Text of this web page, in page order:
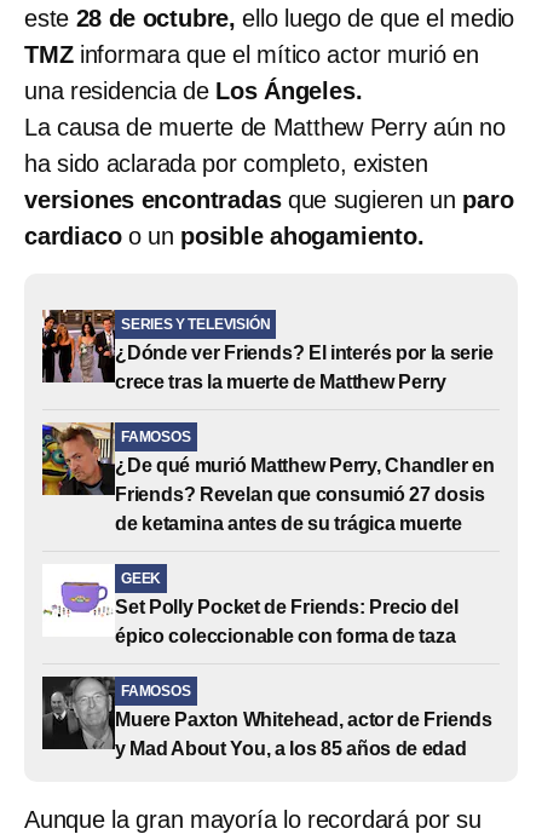
este 28 de octubre,ello luego de que el medio
TMZ informara que el mítico actor murió en
una residencia deLos Ángeles.
La causa de muerte de Matthew Perry aún no
ha sido aclarada por completo, existen
versiones encontradas que sugieren un paro
cardiaco o un posible ahogamiento.
SERIES Y TELEVISIÓN
¿Dónde ver Friends? El interés por la serie
crece tras la muerte de Matthew Perry
FAMOSOS
¿De qué murió Matthew Perry, Chandler en
Friends? Revelan que consumió 27 dosis
de ketamina antes de su trágica muerte
GEEK
Set Polly Pocket de Friends: Precio del
épico coleccionable con forma de taza
FAMOSOS
Muere Paxton Whitehead, actor de Friends
y Mad About You, a los 85 años de edad
Aunque la gran mayoría lo recordará por su